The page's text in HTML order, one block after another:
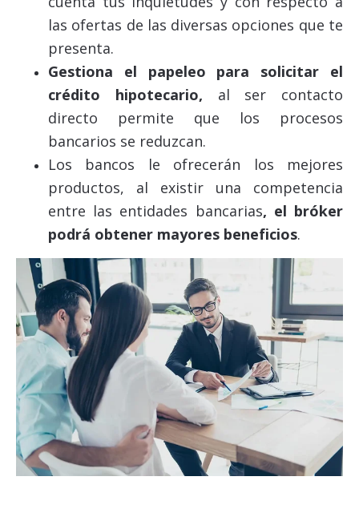
las ofertas de las diversas opciones que te
presenta.
Gestiona el papeleo para solicitar el
crédito hipotecario, al ser contacto
directo permite que los procesos
bancarios se reduzcan.
Los bancos le ofrecerán los mejores
productos, al existir una competencia
entre las entidades bancarias, el bróker
podrá obtener mayores beneficios.